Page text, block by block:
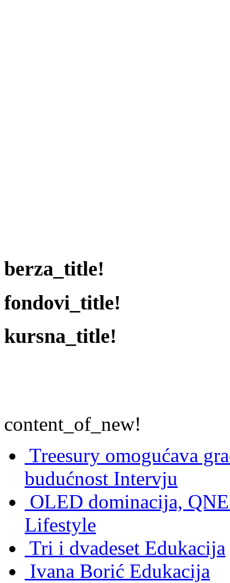
berza_title!
fondovi_title!
kursna_title!
content_of_new!
Treesury omogućava
budućnost Intervju
OLED dominacija,
Lifestyle
Tri i dvadeset Edukacija
Ivana Borić Edukacija